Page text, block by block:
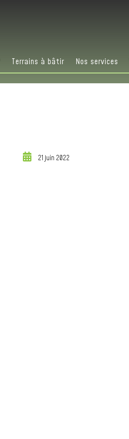
Terrains à bâtir Nos services
21 juin 2022